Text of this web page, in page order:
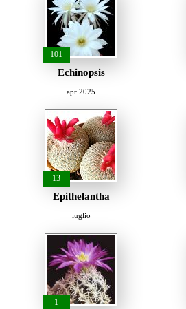
101
Echinopsis
apr 2025
13
Epithelantha
luglio
1